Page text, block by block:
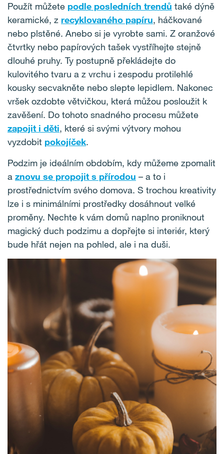
Použít můžete podle posledních trendů také dýně
keramické, z recyklovaného papíru, háčkované
nebo plstěné. Anebo si je vyrobte sami. Z oranžové
čtvrtky nebo papírových tašek vystříhejte stejně
dlouhé pruhy. Ty postupně překládejte do
kulovitého tvaru a z vrchu i zespodu protilehlé
kousky secvakněte nebo slepte lepidlem. Nakonec
vršek ozdobte větvičkou, která můžou posloužit k
zavěšení. Do tohoto snadného procesu můžete
zapojit i děti, které si svými výtvory mohou
vyzdobit pokojíček.
Podzim je ideálním obdobím, kdy můžeme zpomalit
a znovu se propojit s přírodou – a to i
prostřednictvím svého domova. S trochou kreativity
lze i s minimálními prostředky dosáhnout velké
proměny. Nechte k vám domů naplno proniknout
magický duch podzimu a dopřejte si interiér, který
bude hřát nejen na pohled, ale i na duši.